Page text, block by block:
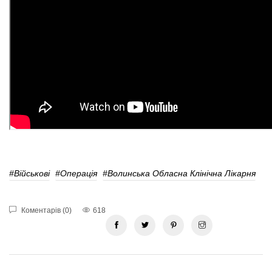
#Військові #Операція #Волинська Обласна Клінічна Лікарня
Коментарів (0) 618